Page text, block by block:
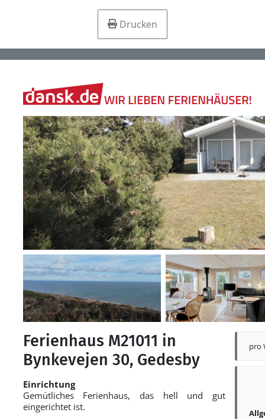
Drucken
pro
Ferienhaus M21011 in
Bynkevejen 30, Gedesby
Einrichtung
Gemütliches Ferienhaus, das hell und gut
eingerichtet ist.